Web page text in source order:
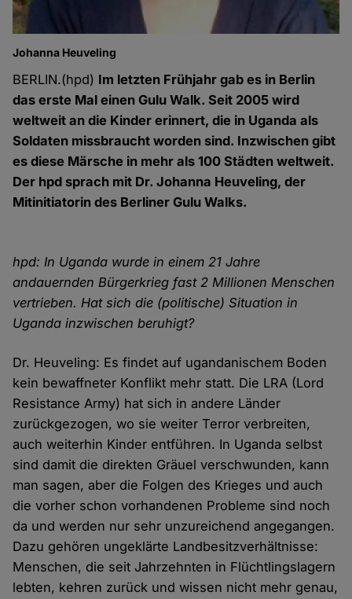
Johanna Heuveling
BERLIN.(hpd) Im letzten Frühjahr gab es in Berlin
das erste Mal einen Gulu Walk. Seit 2005 wird
weltweit an die Kinder erinnert, die in Uganda als
Soldaten missbraucht worden sind. Inzwischen gibt
es diese Märsche in mehr als 100 Städten weltweit.
Der hpd sprach mit Dr. Johanna Heuveling, der
Mitinitiatorin des Berliner Gulu Walks.
hpd: In Uganda wurde in einem 21 Jahre
andauernden Bürgerkrieg fast 2 Millionen Menschen
vertrieben. Hat sich die (politische) Situation in
Uganda inzwischen beruhigt?
Dr. Heuveling: Es findet auf ugandanischem Boden
kein bewaffneter Konflikt mehr statt. Die LRA (Lord
Resistance Army) hat sich in andere Länder
zurückgezogen, wo sie weiter Terror verbreiten,
auch weiterhin Kinder entführen. In Uganda selbst
sind damit die direkten Gräuel verschwunden, kann
man sagen, aber die Folgen des Krieges und auch
die vorher schon vorhandenen Probleme sind noch
da und werden nur sehr unzureichend angegangen.
Dazu gehören ungeklärte Landbesitzverhältnisse:
Menschen, die seit Jahrzehnten in Flüchtlingslagern
lebten, kehren zurück und wissen nicht mehr genau,